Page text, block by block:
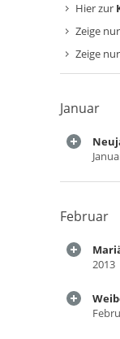
Hier zur
Zeige nur
Zeige nur
Januar
Februar
2013